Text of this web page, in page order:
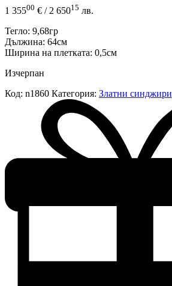
1 35500 € / 2 65015 лв.
Тегло: 9,68гр
Дължина: 64см
Ширина на плетката: 0,5см
Изчерпан
Код: n1860 Категория: Златни синджири